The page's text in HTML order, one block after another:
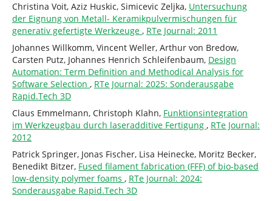
Christina Voit, Aziz Huskic, Simicevic Zeljka, Untersuchung
der Eignung von Metall- Keramikpulvermischungen für
generativ gefertigte Werkzeuge , RTe Journal: 2011
Johannes Willkomm, Vincent Weller, Arthur von Bredow,
Carsten Putz, Johannes Henrich Schleifenbaum, Design
Automation: Term Definition and Methodical Analysis for
Software Selection , RTe Journal: 2025: Sonderausgabe
Rapid.Tech 3D
Claus Emmelmann, Christoph Klahn, Funktionsintegration
im Werkzeugbau durch laseradditive Fertigung , RTe Journal:
2012
Patrick Springer, Jonas Fischer, Lisa Heinecke, Moritz Becker,
Benedikt Bitzer, Fused filament fabrication (FFF) of bio-based
low-density polymer foams , RTe Journal: 2024:
Sonderausgabe Rapid.Tech 3D